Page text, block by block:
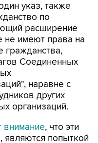
указ, также
по
расширение
не имеют права на
гражданства,
Соединенных
наравне с
других
организаций.
внимание, что эти
являются попыткой